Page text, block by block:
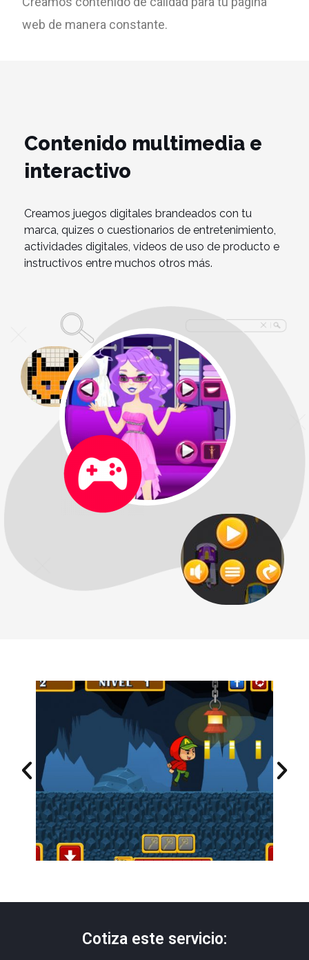
web de manera constante.
Contenido multimedia e
interactivo
Creamos juegos digitales brandeados con tu
marca, quizes o cuestionarios de entretenimiento,
actividades digitales, videos de uso de producto e
instructivos entre muchos otros más.
Cotiza este servicio: